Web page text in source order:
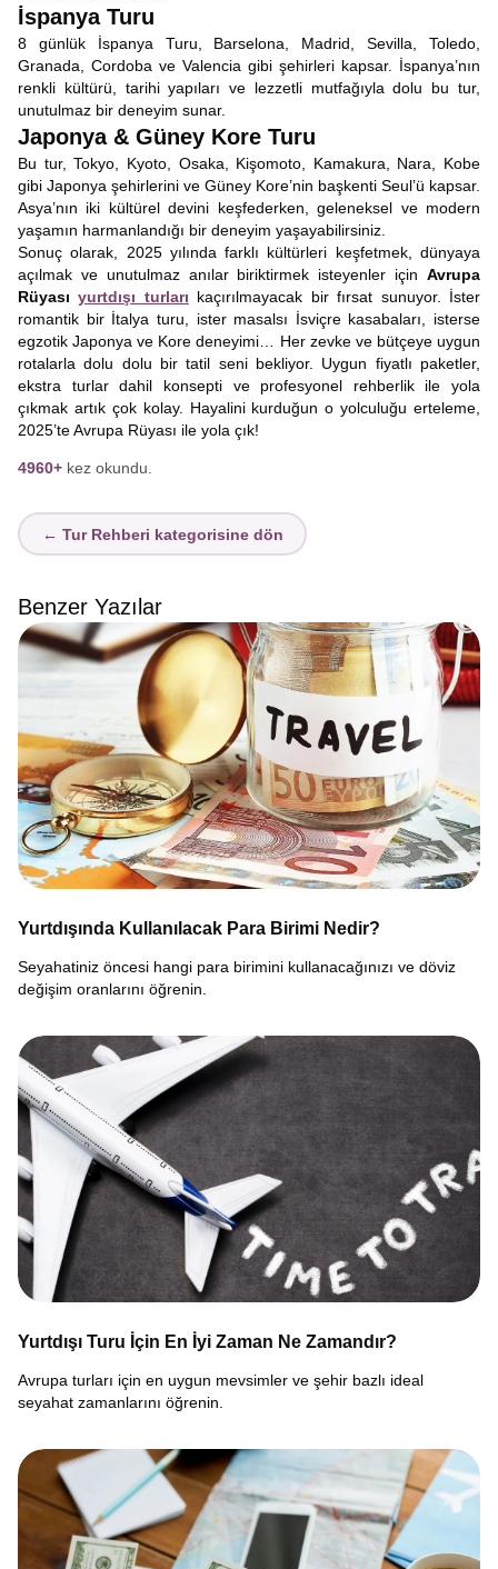
İspanya Turu
8 günlük İspanya Turu, Barselona, Madrid, Sevilla, Toledo,
Granada, Cordoba ve Valencia gibi şehirleri kapsar. İspanya’nın
renkli kültürü, tarihi yapıları ve lezzetli mutfağıyla dolu bu tur,
unutulmaz bir deneyim sunar.
Japonya & Güney Kore Turu
Bu tur, Tokyo, Kyoto, Osaka, Kişomoto, Kamakura, Nara, Kobe
gibi Japonya şehirlerini ve Güney Kore’nin başkenti Seul’ü kapsar.
Asya’nın iki kültürel devini keşfederken, geleneksel ve modern
yaşamın harmanlandığı bir deneyim yaşayabilirsiniz.
Sonuç olarak, 2025 yılında farklı kültürleri keşfetmek, dünyaya
açılmak ve unutulmaz anılar biriktirmek isteyenler için Avrupa
Rüyasıyurtdışı turları kaçırılmayacak bir fırsat sunuyor. İster
romantik bir İtalya turu, ister masalsı İsviçre kasabaları, isterse
egzotik Japonya ve Kore deneyimi… Her zevke ve bütçeye uygun
rotalarla dolu dolu bir tatil seni bekliyor. Uygun fiyatlı paketler,
ekstra turlar dahil konsepti ve profesyonel rehberlik ile yola
çıkmak artık çok kolay. Hayalini kurduğun o yolculuğu erteleme,
2025’te Avrupa Rüyası ile yola çık!
4960+ kez okundu.
← Tur Rehberi kategorisine dön
Benzer Yazılar
Yurtdışında Kullanılacak Para Birimi Nedir?
Seyahatiniz öncesi hangi para birimini kullanacağınızı ve döviz
değişim oranlarını öğrenin.
Yurtdışı Turu İçin En İyi Zaman Ne Zamandır?
Avrupa turları için en uygun mevsimler ve şehir bazlı ideal
seyahat zamanlarını öğrenin.